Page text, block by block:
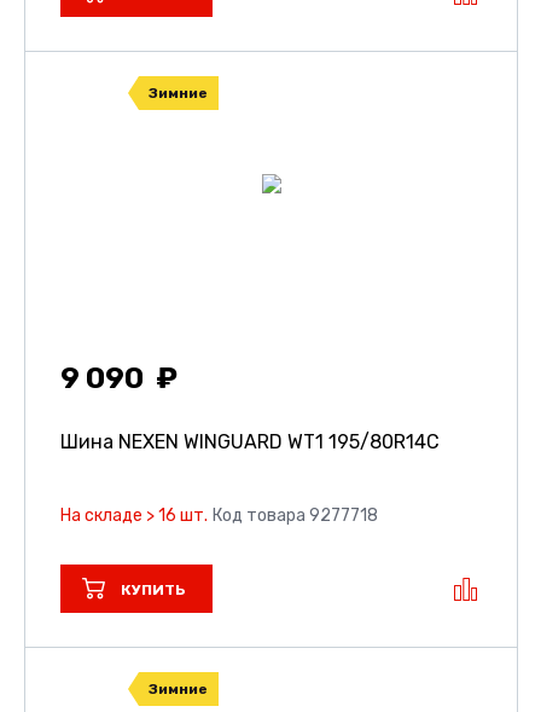
Зимние
9 090
Шина NEXEN WINGUARD WT1 195/80R14C
На складе > 16 шт. Код товара 9277718
КУПИТЬ
Зимние